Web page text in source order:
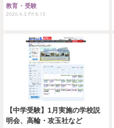
教育・受験
2020.4.3 Fri 9:15
【中学受験】1月実施の学校説
明会、高輪・攻玉社など